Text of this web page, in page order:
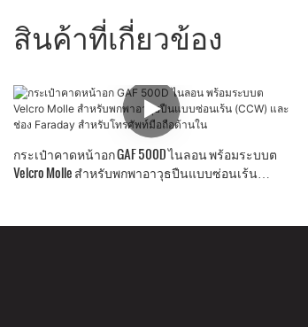
สินค้าที่เกี่ยวข้อง
กระเป๋าคาดหน้าอก GAF 500D ไนลอน พร้อมระบบต
Velcro Molle สำหรับพกพาอาวุธปืนแบบซ่อนเร้น